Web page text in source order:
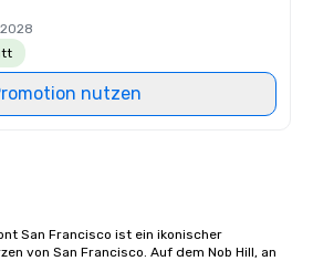
nutzen
San Francisco ist ein ikonischer
von San Francisco. Auf dem Nob Hill, an